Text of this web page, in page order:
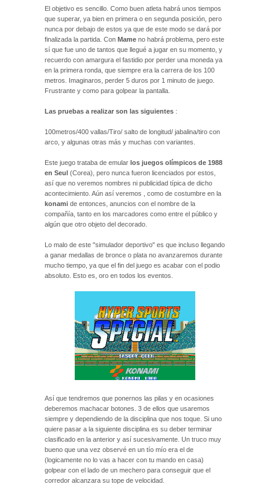
El objetivo es sencillo. Como buen atleta habrá unos tiempos
que superar, ya bien en primera o en segunda posición, pero
nunca por debajo de estos ya que de este modo se dará por
finalizada la partida. Con Mame no habrá problema, pero este
sí que fue uno de tantos que llegué a jugar en su momento, y
recuerdo con amargura el fastidio por perder una moneda ya
en la primera ronda, que siempre era la carrera de los 100
metros. Imaginaros, perder 5 duros por 1 minuto de juego.
Frustrante y como para golpear la pantalla.
Las pruebas a realizar son las siguientes :
100metros/400 vallas/Tiro/ salto de longitud/ jabalina/tiro con
arco, y algunas otras más y muchas con variantes.
Este juego trataba de emular los juegos olímpicos de 1988
en Seul (Corea), pero nunca fueron licenciados por estos,
así que no veremos nombres ni publicidad típica de dicho
acontecimiento. Aún así veremos , como de costumbre en la
konami de entonces, anuncios con el nombre de la
compañía, tanto en los marcadores como entre el público y
algún que otro objeto del decorado.
Lo malo de este "simulador deportivo" es que incluso llegando
a ganar medallas de bronce o plata no avanzaremos durante
mucho tiempo, ya que el fin del juego es acabar con el podio
absoluto. Esto es, oro en todos los eventos.
Así que tendremos que ponernos las pilas y en ocasiones
deberemos machacar botones. 3 de ellos que usaremos
siempre y dependiendo de la disciplina que nos toque. Si uno
quiere pasar a la siguiente disciplina es su deber terminar
clasificado en la anterior y así sucesivamente. Un truco muy
bueno que una vez observé en un tío mío era el de
(logicamente no lo vas a hacer con tu mando en casa)
golpear con el lado de un mechero para conseguir que el
corredor alcanzara su tope de velocidad.